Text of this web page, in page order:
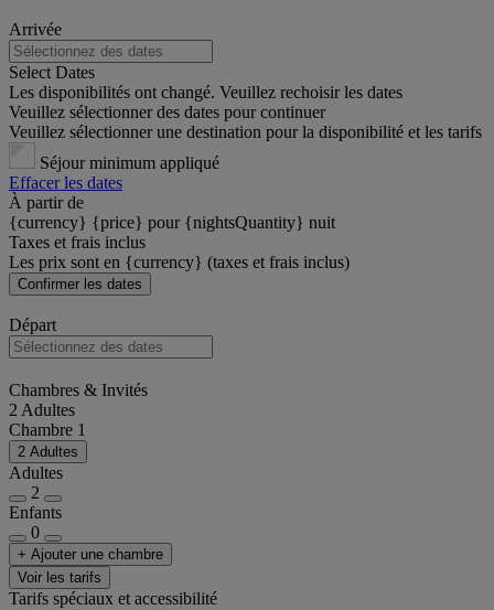
Arrivée
Select Dates
Les disponibilités ont changé. Veuillez rechoisir les dates
Veuillez sélectionner des dates pour continuer
Veuillez sélectionner une destination pour la disponibilité et les tarifs
Séjour minimum appliqué
Effacer les dates
À partir de
{currency} {price} pour {nightsQuantity} nuit
Taxes et frais inclus
Les prix sont en {currency} (taxes et frais inclus)
Confirmer les dates
Départ
Chambres & Invités
2 Adultes
Chambre 1
2 Adultes
Adultes
2
Enfants
0
+ Ajouter une chambre
Voir les tarifs
Tarifs spéciaux et accessibilité